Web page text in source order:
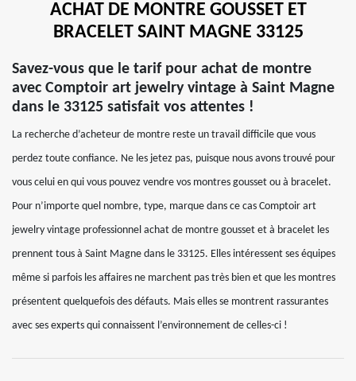
ACHAT DE MONTRE GOUSSET ET
BRACELET SAINT MAGNE 33125
Savez-vous que le tarif pour achat de montre
avec Comptoir art jewelry vintage à Saint Magne
dans le 33125 satisfait vos attentes !
La recherche d’acheteur de montre reste un travail difficile que vous
perdez toute confiance. Ne les jetez pas, puisque nous avons trouvé pour
vous celui en qui vous pouvez vendre vos montres gousset ou à bracelet.
Pour n’importe quel nombre, type, marque dans ce cas Comptoir art
jewelry vintage professionnel achat de montre gousset et à bracelet les
prennent tous à Saint Magne dans le 33125. Elles intéressent ses équipes
même si parfois les affaires ne marchent pas très bien et que les montres
présentent quelquefois des défauts. Mais elles se montrent rassurantes
avec ses experts qui connaissent l’environnement de celles-ci !